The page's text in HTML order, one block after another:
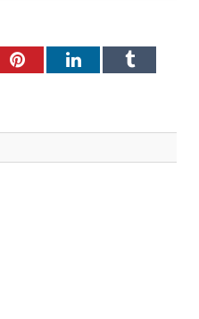
PinterestLinkedInTumblr